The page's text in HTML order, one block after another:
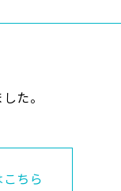
た。
ちら